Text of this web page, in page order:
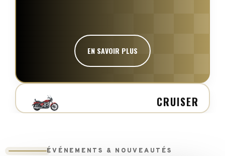
EN SAVOIR PLUS
CRUISER
ÉVÉNEMENTS & NOUVEAUTÉS